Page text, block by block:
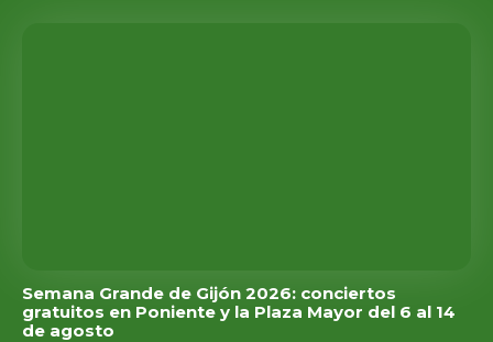
Semana Grande de Gijón 2026: conciertos
gratuitos en Poniente y la Plaza Mayor del 6 al 14
de agosto